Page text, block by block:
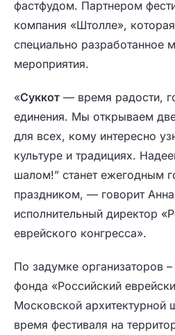
фастфудом. Партнером
компания «Штолле»,
специально разработанное
мероприятия.
«Суккот — время радости,
единения. Мы открываем
для всех, кому интересно
культуре и традициях.
шалом!” станет ежегодным
праздником, — говорит
исполнительный директор
еврейского конгресса».
По задумке организаторов –
фонда «Российский
Московской
время фестиваля на